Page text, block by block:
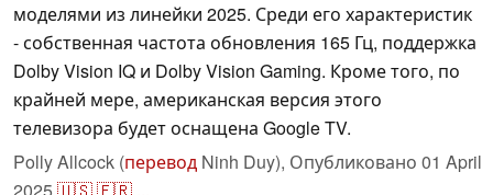
моделями из линейки 2025. Среди его характеристик
- собственная частота обновления 165 Гц, поддержка
Dolby Vision IQ и Dolby Vision Gaming. Кроме того, по
крайней мере, американская версия этого
телевизора будет оснащена Google TV.
Polly Allcock (перевод Ninh Duy), Опубликовано 01 April